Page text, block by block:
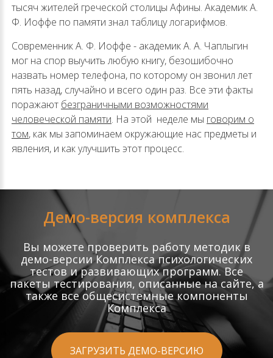
тысяч жителей греческой столицы Афины. Академик А.
Ф. Иоффе по памяти знал таблицу логарифмов.
Современник А. Ф. Иоффе - академик А. А. Чаплыгин
мог на спор выучить любую книгу, безошибочно
назвать номер телефона, по которому он звонил лет
пять назад, случайно и всего один раз. Все эти факты
поражают безграничными возможностями
человеческой памяти. На этой неделе мы говорим о
том, как мы запоминаем окружающие нас предметы и
явления, и как улучшить этот процесс.
Демо-версия комплекса
Вы можете проверить работу методик в
демо-версии Комплекса психологических
тестов и развивающих программ. Все
пакеты тестирования, описанные на сайте, а
также все общесистемные компоненты
Комплекса
ЗАГРУЗИТЬ ДЕМО-ВЕРСИЮ